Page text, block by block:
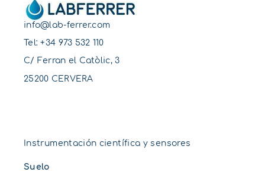
info@lab-ferrer.com
Tel:+34 973 532 110
C/ Ferran el Catòlic, 3
25200 CERVERA
Instrumentación científica y sensores
Suelo